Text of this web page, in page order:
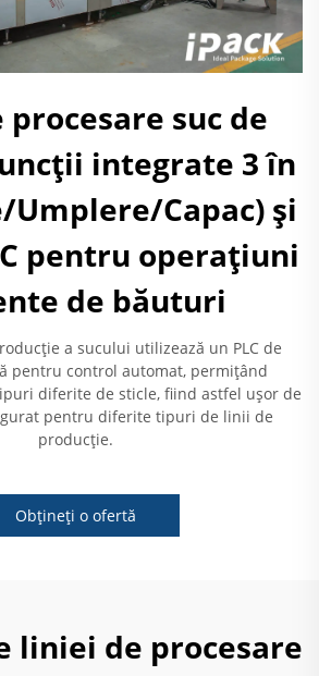
procesare suc de
integrate 3 în
Umplere/Capac) și
pentru operațiuni
de băuturi
a sucului utilizează un PLC de
pentru control automat, permițând
diferite de sticle, fiind astfel ușor de
pentru diferite tipuri de linii de
producție.
Obțineți o ofertă
liniei de procesare